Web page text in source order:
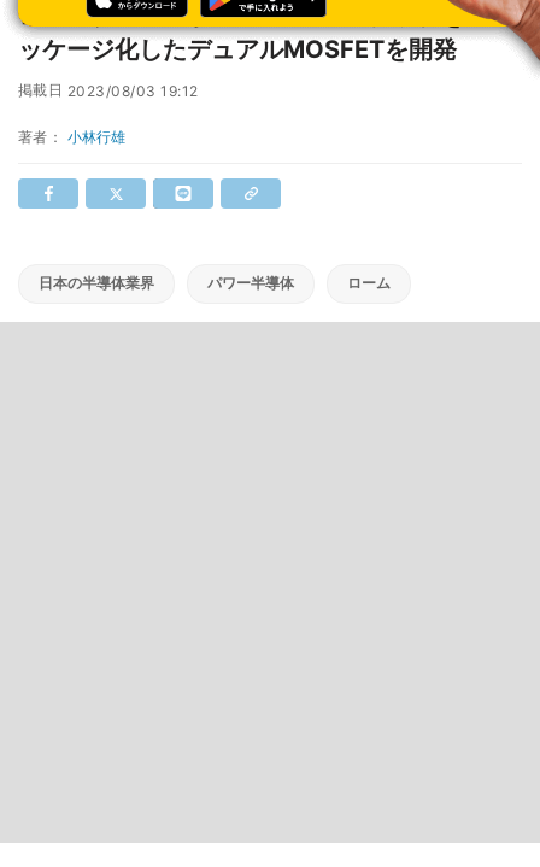
ローム、100V耐圧のMOSFET2チップを1パ
ッケージ化したデュアルMOSFETを開発
掲載日 2023/08/03 19:12
著者： 小林行雄
日本の半導体業界 パワー半導体 ローム